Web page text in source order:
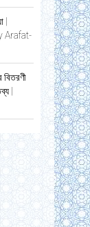
|
Arafat-
|